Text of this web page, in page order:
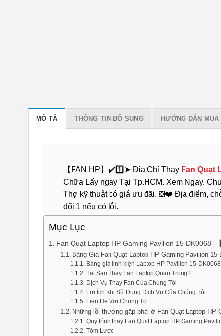
MÔ TẢ THÔNG TIN BỔ SUNG HƯỚNG DẪN MUA
【FAN HP】✔️1️⃣➤ Địa Chỉ Thay Fan Quạt
Chữa Lấy ngay Tại Tp.HCM. Xem Ngay.
Thợ kỹ thuật có giá ưu đãi. ❎❤️ Địa điểm,
đổi 1 nếu có lỗi.
Mục Lục
Fan Quạt Laptop HP Gaming Pavilion 15-DK0068
Bảng Giá Fan Quạt Laptop HP Gaming Pavilion
Bảng giá linh kiện Laptop HP Pavilion 15-DK0068
Tại Sao Thay Fan Laptop Quan Trọng?
Dịch Vụ Thay Fan Của Chúng Tôi
Lợi Ích Khi Sử Dụng Dịch Vụ Của Chúng Tôi
Liên Hệ Với Chúng Tôi
Những lỗi thường gặp phải ở Fan Quạt Laptop HP
Quy trình thay Fan Quạt Laptop HP Gaming
Tóm Lược